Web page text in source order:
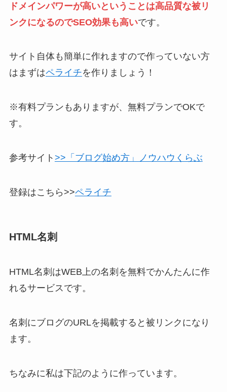
ドメインパワーが高いということは高品質な被リ
ンクになるのでSEO効果も高いです。
サイト自体も簡単に作れますので作っていない方
はまずはペライチを作りましょう！
※有料プランもありますが、無料プランでOKで
す。
参考サイト >>「ブログ始め方」ノウハウくらぶ
登録はこちら>>ペライチ
HTML名刺
HTML名刺はWEB上の名刺を無料でかんたんに作
れるサービスです。
名刺にブログのURLを掲載すると被リンクになり
ます。
ちなみに私は下記のように作っています。